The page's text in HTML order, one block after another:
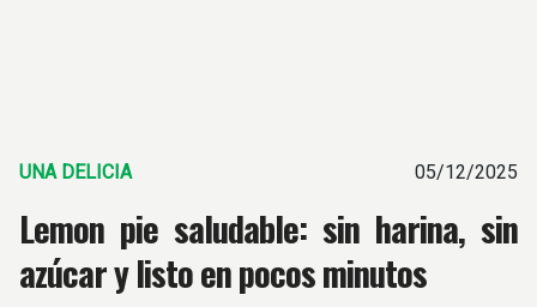
UNA DELICIA 05/12/2025
Lemon pie saludable: sin harina, sin
azúcar y listo en pocos minutos